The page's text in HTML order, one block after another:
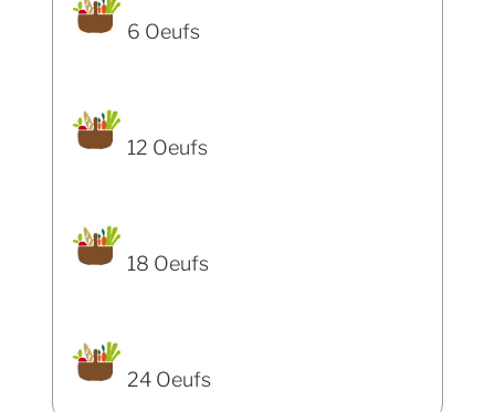
6 Oeufs
12 Oeufs
18 Oeufs
24 Oeufs